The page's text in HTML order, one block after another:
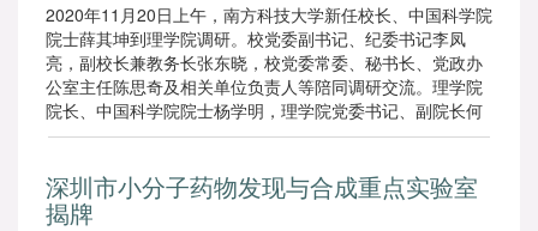
2020年11月20日上午，南方科技大学新任校长、中国科学院
院士薛其坤到理学院调研。校党委副书记、纪委书记李凤
亮，副校长兼教务长张东晓，校党委常委、秘书长、党政办
公室主任陈思奇及相关单位负责人等陪同调研交流。理学院
院长、中国科学院院士杨学明，理学院党委书记、副院长何
佳清，理学院副院长张绪穆，党委副书记蓝海及学院下属各
深圳市小分子药物发现与合成重点实验室
揭牌